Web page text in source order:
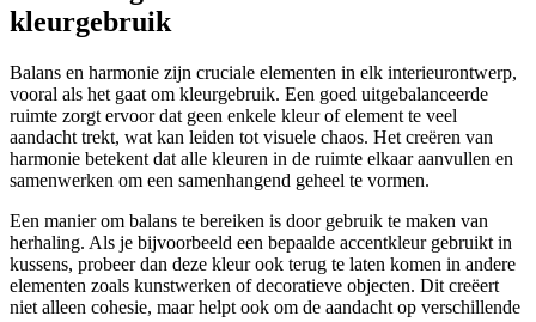
kleurgebruik
Balans en harmonie zijn cruciale elementen in elk interieurontwerp,
vooral als het gaat om kleurgebruik. Een goed uitgebalanceerde
ruimte zorgt ervoor dat geen enkele kleur of element te veel
aandacht trekt, wat kan leiden tot visuele chaos. Het creëren van
harmonie betekent dat alle kleuren in de ruimte elkaar aanvullen en
samenwerken om een samenhangend geheel te vormen.
Een manier om balans te bereiken is door gebruik te maken van
herhaling. Als je bijvoorbeeld een bepaalde accentkleur gebruikt in
kussens, probeer dan deze kleur ook terug te laten komen in andere
elementen zoals kunstwerken of decoratieve objecten. Dit creëert
niet alleen cohesie, maar helpt ook om de aandacht op verschillende